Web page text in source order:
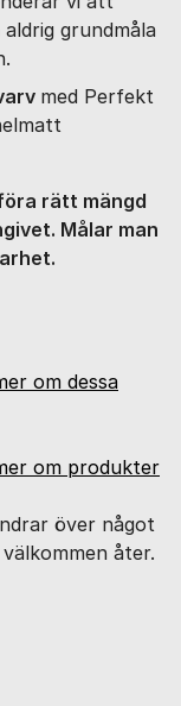
grundmåla
med Perfekt
rätt mängd
Målar man
om dessa
om produkter
över något
åter.